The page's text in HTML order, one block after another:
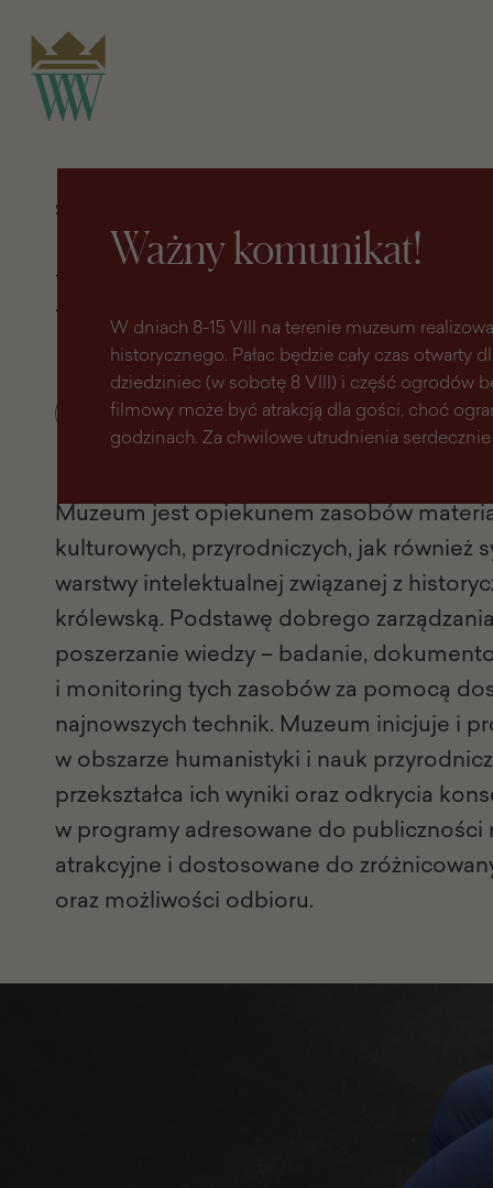
Ważny komunikat!
W dniach 8-15 VIII na terenie muzeum
historycznego. Pałac będzie cały czas otwarty
dziedziniec (w sobotę 8 VIII) i część ogrodów
filmowy może być atrakcją dla gości, choć
godzinach. Za chwilowe utrudnienia serdecznie
Strona główna
Badania i opieka nad
Muzeum jest opiekunem zasobów
kulturowych, przyrodniczych, jak również
warstwy intelektualnej związanej z
królewską. Podstawę dobrego
poszerzanie wiedzy – badanie,
i monitoring tych zasobów za pomocą
najnowszych technik. Muzeum inicjuje i
w obszarze humanistyki i nauk
przekształca ich wyniki oraz odkrycia
w programy adresowane do publiczności
atrakcyjne i dostosowane do
oraz możliwości odbioru.